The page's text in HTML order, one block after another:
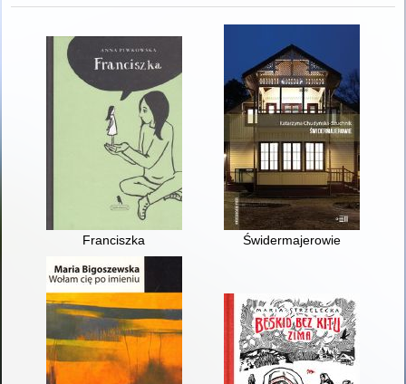
Franciszka Świdermajerowie